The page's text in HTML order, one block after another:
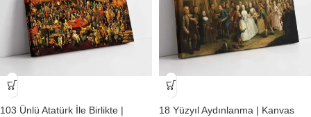
-23%
103 Ünlü Atatürk İle Birlikte |
-23%
18 Yüzyıl Aydınlanma | Kanvas